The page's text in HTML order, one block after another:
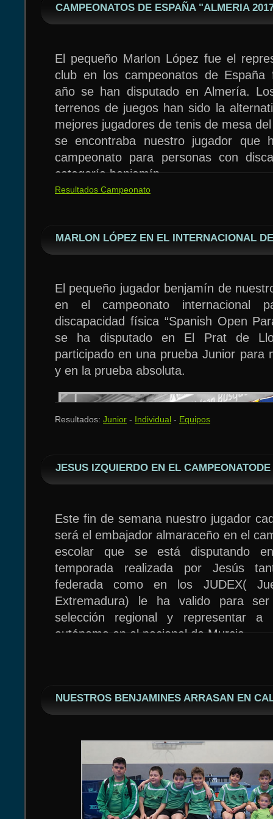
Colegio Público San Andres a partir
es así y quieres demostrar tus
CAMPEONATOS DE ESPAÑA "ALMERIA
El pequeño Marlon López fue el
club en los campeonatos de España
año se han disputado en Almería.
terrenos de juegos han sido la
mejores jugadores de tenis de mesa
se encontraba nuestro jugador que
campeonato para personas con
categoría benjamín.
En la categoría benjamín individual
pareja con el madrileño Miguel Ceballos.
En el campeonato para personas con
en el cuadro final no pudo superar a
En el campeonato de dobles,
Marlon aprovechó la experiencia de
y los dos zurdos dieron mucha
avanzar hasta las semifinales donde
competición por Angel Garrido / David
En resumen, buen debut de Marlon
España. Nuestro benjamín jugó
no se vino de vacío subiendo al
en los dobles del OPEN Pie
Resultados Campeonato
MARLON LÓPEZ EN EL INTERNACIONAL
El pequeño jugador benjamín de
en el campeonato internacional
discapacidad física “Spanish Open
se ha disputado en El Prat de
participado en una prueba Junior para
y en la prueba absoluta.
Siendo el jugador más joven de la
Resultados: Junior - Individual - Equipos
JESUS IZQUIERDO EN EL
Este fin de semana nuestro jugador
será el embajador almaraceño en el
escolar que se está disputando
temporada realizada por Jesús
federada como en los JUDEX(
Extremadura) le ha valido para
selección regional y representar a
autónoma en el nacional de Murcia.
Jesús participará en la prueba
NUESTROS BENJAMINES ARRASAN EN